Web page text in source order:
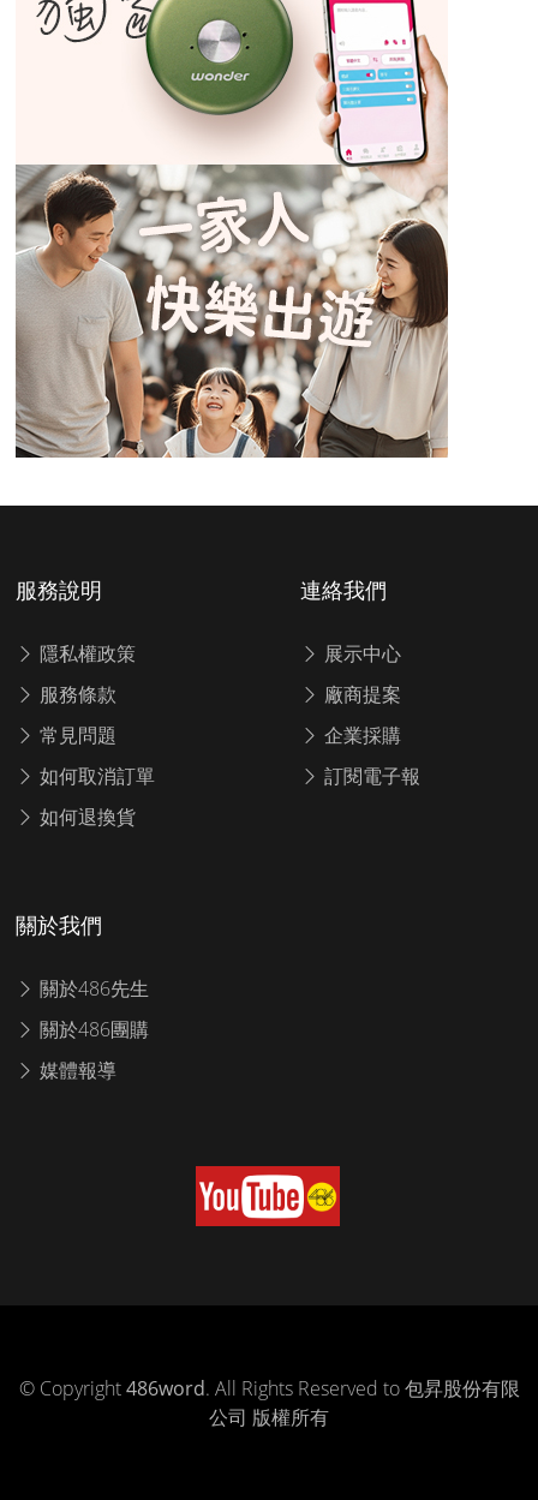
服務說明
隱私權政策
服務條款
常見問題
如何取消訂單
如何退換貨
連絡我們
展示中心
廠商提案
企業採購
訂閱電子報
關於我們
關於486先生
關於486團購
媒體報導
© Copyright486word. All Rights Reserved to 包昇股份有限
公司 版權所有